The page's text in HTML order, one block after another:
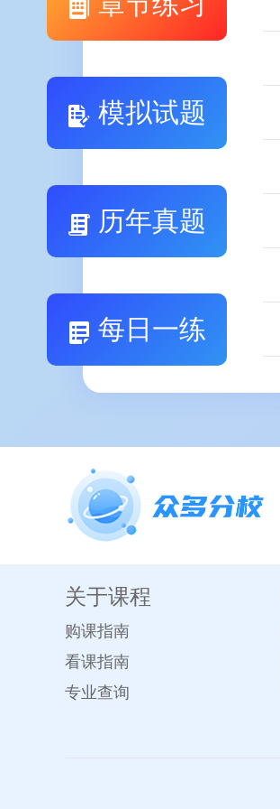
模拟试题
历年真题
每日一练
关于课程
购课指南
看课指南
专业查询